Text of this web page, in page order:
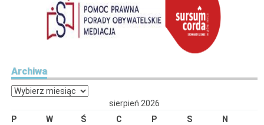
Archiwa
Archiwa
sierpień 2026
P
W Ś C P S
N